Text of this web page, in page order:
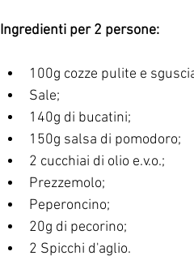
Ingredienti per 2 persone:
100g cozze pulite e
Sale;
140g di bucatini;
150g salsa di pomodoro;
2 cucchiai di olio e.v.o.;
Prezzemolo;
Peperoncino;
20g di pecorino;
2 Spicchi d'aglio.